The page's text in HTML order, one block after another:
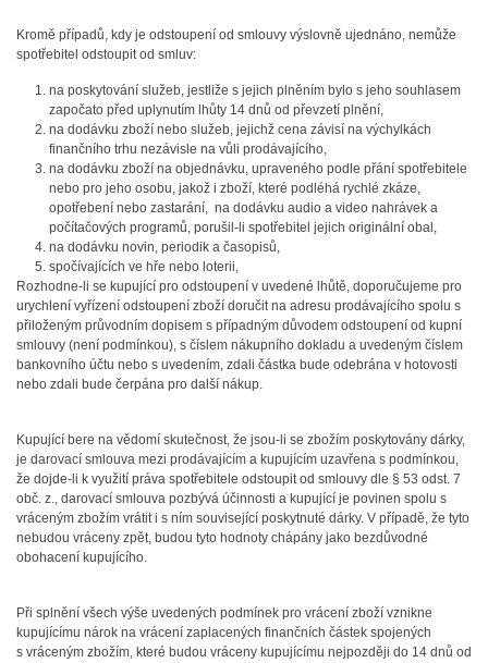
Kromě případů, kdy je odstoupení od smlouvy výslovně ujednáno, nemůže
spotřebitel odstoupit od smluv:
na poskytování služeb, jestliže s jejich plněním bylo s jeho souhlasem
započato před uplynutím lhůty 14 dnů od převzetí plnění,
na dodávku zboží nebo služeb, jejichž cena závisí na výchylkách
finančního trhu nezávisle na vůli prodávajícího,
na dodávku zboží na objednávku, upraveného podle přání spotřebitele
nebo pro jeho osobu, jakož i zboží, které podléhá rychlé zkáze,
opotřebení nebo zastarání, na dodávku audio a video nahrávek a
počítačových programů, porušil-li spotřebitel jejich originální obal,
na dodávku novin, periodik a časopisů,
spočívajících ve hře nebo loterii,
Rozhodne-li se kupující pro odstoupení v uvedené lhůtě, doporučujeme pro
urychlení vyřízení odstoupení zboží doručit na adresu prodávajícího spolu s
přiloženým průvodním dopisem s případným důvodem odstoupení od kupní
smlouvy (není podmínkou), s číslem nákupního dokladu a uvedeným číslem
bankovního účtu nebo s uvedením, zdali částka bude odebrána v hotovosti
nebo zdali bude čerpána pro další nákup.
Kupující bere na vědomí skutečnost, že jsou-li se zbožím poskytovány dárky,
je darovací smlouva mezi prodávajícím a kupujícím uzavřena s podmínkou,
že dojde-li k využití práva spotřebitele odstoupit od smlouvy dle § 53 odst. 7
obč. z., darovací smlouva pozbývá účinnosti a kupující je povinen spolu s
vráceným zbožím vrátit i s ním související poskytnuté dárky. V případě, že tyto
nebudou vráceny zpět, budou tyto hodnoty chápány jako bezdůvodné
obohacení kupujícího.
Při splnění všech výše uvedených podmínek pro vrácení zboží vznikne
kupujícímu nárok na vrácení zaplacených finančních částek spojených
s vráceným zbožím, které budou vráceny kupujícímu nejpozději do 14 dnů od